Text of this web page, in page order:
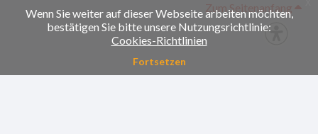
Wenn Sie weiter auf dieser Webseite arbeiten möchten,
bestätigen Sie bitte unsere Nutzungsrichtlinie:
Cookies-Richtlinien
Fortsetzen
Zum Seitenanfang